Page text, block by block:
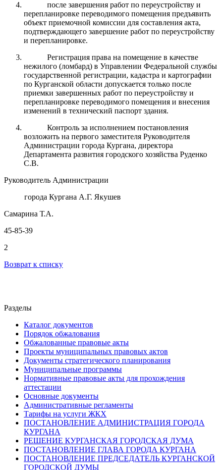
после завершения работ по переустройству и
перепланировке переводимого помещения предъявить
объект приемочной комиссии для составления акта,
подтверждающего завершение работ по переустройству
и перепланировке.
Регистрация права на помещение в качестве
нежилого (ломбард) в Управлении Федеральной службы
государственной регистрации, кадастра и картографии
по Курганской области допускается только после
приемки завершенных работ по переустройству и
перепланировке переводимого помещения и внесения
изменений в технический паспорт здания.
Контроль за исполнением постановления
возложить на первого заместителя Руководителя
Администрации города Кургана, директора
Департамента развития городского хозяйства Руденко
С.В.
Руководитель Администрации
города Кургана А.Г. Якушев
Самарина Т.А.
45-85-39
2
Возврат к списку
Разделы
Каталог документов
Порядок обжалования
Обжалованные правовые акты
Проекты муниципальных правовых актов
Документы стратегического планирования
Муниципальные программы
Нормативные правовые акты для прохождения
аттестации
Основные документы
Административные регламенты
Тарифы на услуги ЖКХ
ПОСТАНОВЛЕНИЕ АДМИНИСТРАЦИЯ ГОРОДА
КУРГАНА
РЕШЕНИЕ КУРГАНСКАЯ ГОРОДСКАЯ ДУМА
ПОСТАНОВЛЕНИЕ ГЛАВА ГОРОДА КУРГАНА
ПОСТАНОВЛЕНИЕ ПРЕДСЕДАТЕЛЬ КУРГАНСКОЙ
ГОРОДСКОЙ ДУМЫ